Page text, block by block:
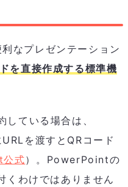
なプレゼンテーション
を直接作成する標準機
ている場合は、
URLを渡すとQRコード
式）。PowerPointの
くわけではありません